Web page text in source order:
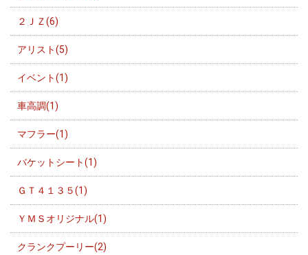
２ＪＺ(6)
アリスト(5)
イベント(1)
車高調(1)
マフラー(1)
バケットシート(1)
ＧＴ４１３５(1)
ＹＭＳオリジナル(1)
クランクプーリー(2)